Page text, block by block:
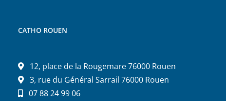
CATHO ROUEN
12, place de la Rougemare 76000 Rouen
3, rue du Général Sarrail 76000 Rouen
07 88 24 99 06